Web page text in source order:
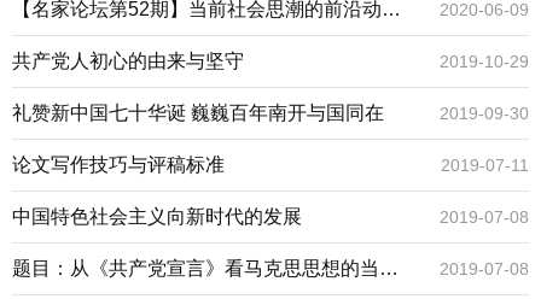
情期间高校思想政治理论课教学经验交流会
【名家论坛第52期】当前社会思潮的前沿动态
及其批判：以新自由主义和民粹主义为例
2020-06-09
共产党人初心的由来与坚守 2019-10-29
礼赞新中国七十华诞 巍巍百年南开与国同在 2019-09-30
论文写作技巧与评稿标准 2019-07-11
中国特色社会主义向新时代的发展 2019-07-08
题目：从《共产党宣言》看马克思思想的当代 2019-07-08